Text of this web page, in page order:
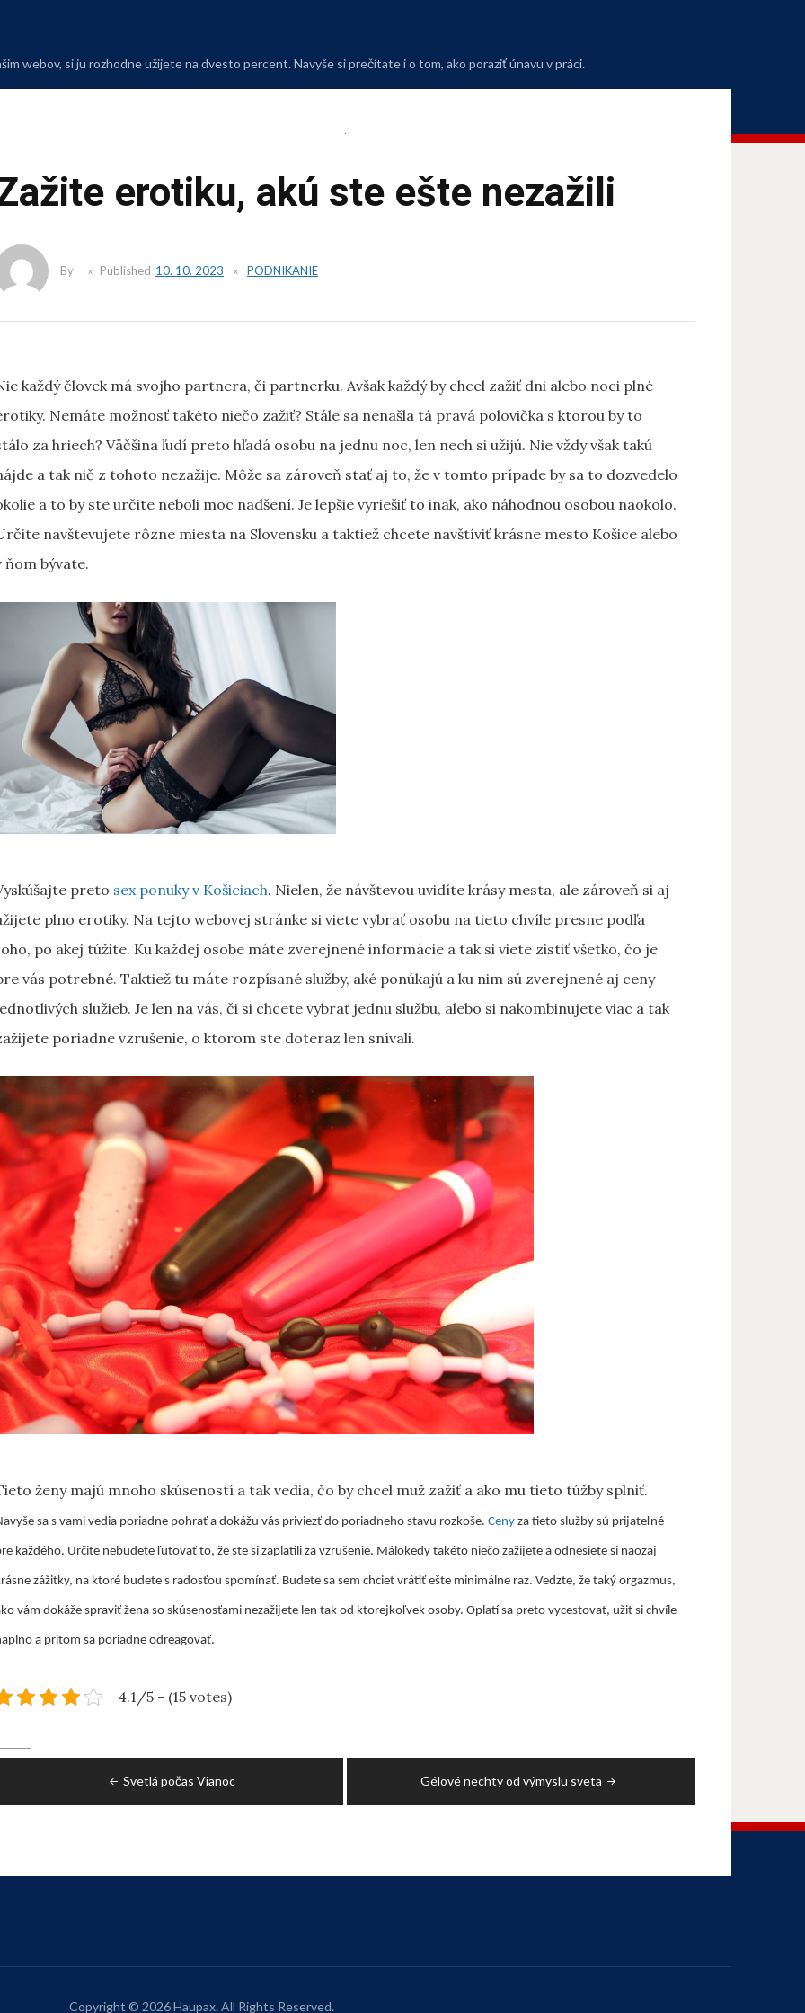
webov, si ju rozhodne užijete na dvesto percent. Navyše si prečítate i o tom, ako poraziť únavu v práci.
erotiku, akú ste ešte nezažili
By Published 10. 10. 2023 PODNIKANIE
každý človek má svojho partnera, či partnerku. Avšak každý by chcel zažiť dni alebo noci plné
Nemáte možnosť takéto niečo zažiť? Stále sa nenašla tá pravá polovička s ktorou by to
za hriech? Väčšina ľudí preto hľadá osobu na jednu noc, len nech si užijú. Nie vždy však takú
a tak nič z tohoto nezažije. Môže sa zároveň stať aj to, že v tomto prípade by sa to dozvedelo
a to by ste určite neboli moc nadšení. Je lepšie vyriešiť to inak, ako náhodnou osobou naokolo.
navštevujete rôzne miesta na Slovensku a taktiež chcete navštíviť krásne mesto Košice alebo
ňom bývate.
preto sex ponuky v Košiciach. Nielen, že návštevou uvidíte krásy mesta, ale zároveň si aj
plno erotiky. Na tejto webovej stránke si viete vybrať osobu na tieto chvíle presne podľa
po akej túžite. Ku každej osobe máte zverejnené informácie a tak si viete zistiť všetko, čo je
vás potrebné. Taktiež tu máte rozpísané služby, aké ponúkajú a ku nim sú zverejnené aj ceny
služieb. Je len na vás, či si chcete vybrať jednu službu, alebo si nakombinujete viac a tak
poriadne vzrušenie, o ktorom ste doteraz len snívali.
ženy majú mnoho skúseností a tak vedia, čo by chcel muž zažiť a ako mu tieto túžby splniť.
sa s vami vedia poriadne pohrať a dokážu vás priviezť do poriadneho stavu rozkoše. Ceny za tieto služby sú prijateľné
každého. Určite nebudete ľutovať to, že ste si zaplatili za vzrušenie. Málokedy takéto niečo zažijete a odnesiete si naozaj
zážitky, na ktoré budete s radosťou spomínať. Budete sa sem chcieť vrátiť ešte minimálne raz. Vedzte, že taký orgazmus,
vám dokáže spraviť žena so skúsenosťami nezažijete len tak od ktorejkoľvek osoby. Oplatí sa preto vycestovať, užiť si chvíle
a pritom sa poriadne odreagovať.
4.1/5 - (15 votes)
Svetlá počas Vianoc Gélové nechty od výmyslu sveta
Copyright © 2026 Haupax. All Rights Reserved.